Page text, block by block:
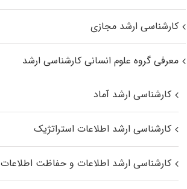
کارشناسی ارشد مجازی
معرفی گروه علوم انسانی کارشناسی ارشد
کارشناسی ارشد آماد
کارشناسی ارشد اطلاعات استراتژیک
کارشناسی ارشد اطلاعات و حفاظت اطلاعات